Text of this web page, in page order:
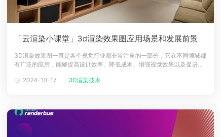
「云渲染小课堂」3d渲染效果图应用场景和发展前景
3D渲染效果图一直是各个视觉行业都非常注重的一部分，它在不同领域都
有广泛的应用，能够提高设计效率、降低成本、增强视觉效果以及促进沟
趋势。一、3D渲染效果图的重要性3D渲染效果图在建筑、游戏开发、电
2024-10-17 3D渲染技术